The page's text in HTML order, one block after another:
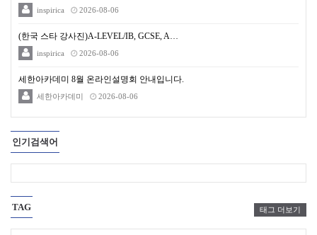
inspirica 2026-08-06
(한국 스타 강사진)A-LEVEL/IB, GCSE, A…
inspirica 2026-08-06
세한아카데미 8월 온라인설명회 안내입니다.
세한아카데미 2026-08-06
인기검색어
TAG 태그 더보기